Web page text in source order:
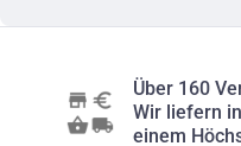
Über 160
Wir liefern
einem